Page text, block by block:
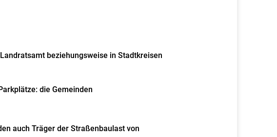
beziehungsweise in Stadtkreisen
die Gemeinden
auch Träger der Straßenbaulast von